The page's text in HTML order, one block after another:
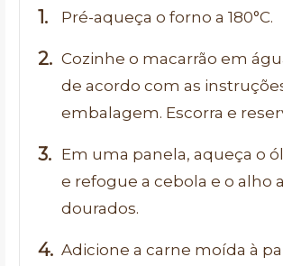
Pré-aqueça o forno a 180°C.
Cozinhe o macarrão em
de acordo com as
embalagem. Escorra e
Em uma panela, aqueça o
e refogue a cebola e o alho
dourados.
Adicione a carne moída à